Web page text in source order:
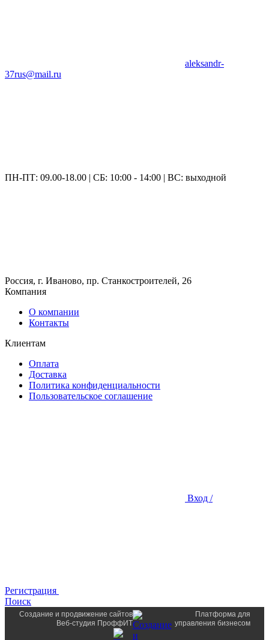
aleksandr-
37rus@mail.ru
ПН-ПТ: 09.00-18.00 | СБ: 10:00 - 14:00 | ВС: выходной
Россия, г. Иваново, пр. Станкостроителей, 26
Компания
О компании
Контакты
Клиентам
Оплата
Доставка
Политика конфиденциальности
Пользовательское соглашение
Вход /
Регистрация
Поиск
Создание и продвижение сайтов
Веб-студия ПроффИТ
Платформа для
управления бизнесом